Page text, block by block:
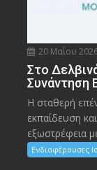
20 Μαΐου
Στο
Συνάντηση
Η σταθερή
εκπαίδευση
εξωστρέφεια
Ενδιαφέρουσες